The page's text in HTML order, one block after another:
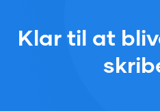
Klar til at